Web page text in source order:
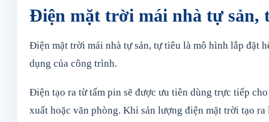
Điện mặt trời mái nhà tự sản,
Điện mặt trời mái nhà tự sản, tự tiêu là mô hình lắp đặt
dụng của công trình.
Điện tạo ra từ tấm pin sẽ được ưu tiên dùng trực tiếp
xuất hoặc văn phòng. Khi sản lượng điện mặt trời tạo